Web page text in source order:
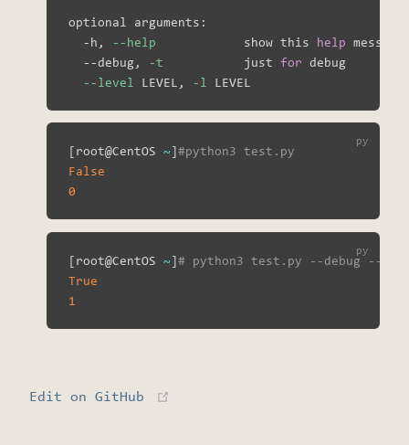
optional arguments:
  -h,
--help
            show this
help
  --debug,
-t
           just
for debug
--level
LEVEL, -l
[root@CentOS ~]#python3 test.py
False
0
[root@CentOS ~]# python3 test.py --debug --
True
1
Edit on GitHub